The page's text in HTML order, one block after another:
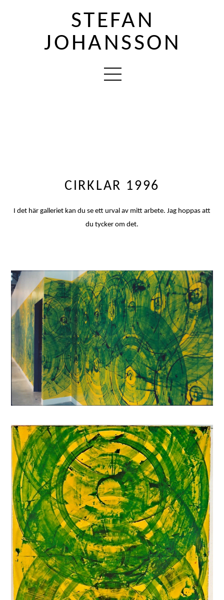
STEFAN
JOHANSSON
CIRKLAR 1996
I det här galleriet kan du se ett urval av mitt arbete. Jag hoppas att
du tycker om det.